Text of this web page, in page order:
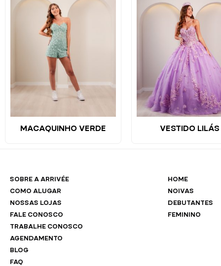
MACAQUINHO VERDE VESTIDO LILÁS
SOBRE A ARRIVÉE
COMO ALUGAR
NOSSAS LOJAS
FALE CONOSCO
TRABALHE CONOSCO
AGENDAMENTO
BLOG
FAQ
HOME
NOIVAS
DEBUTANTES
FEMININO